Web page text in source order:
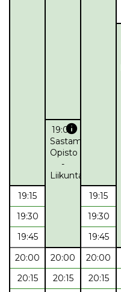
19:00info
Sastamalan
Opisto
-
Liikuntaryhmä
19:15 19:15
19:30
19:30
19:45
19:45
20:00
20:00 20:00
20:15
20:15 20:15